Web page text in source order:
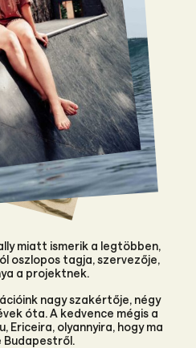
miatt ismerik a legtöbben,
oszlopos tagja, szervezője,
a projektnek.
nagy szakértője, négy
óta. A kedvence mégis a
olyannyira, hogy ma
Budapestről.